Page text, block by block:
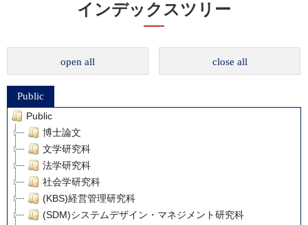
インデックスツリー
open all close all
Public
Public
博士論文
文学研究科
法学研究科
社会学研究科
(KBS)経営管理研究科
(SDM)システムデザイン・マネジメント研究科